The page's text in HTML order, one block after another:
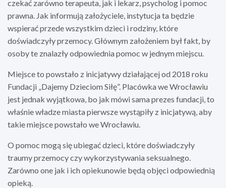
czekać zarówno terapeuta, jak i lekarz, psycholog i pomoc
prawna. Jak informują założyciele, instytucja ta będzie
wspierać przede wszystkim dzieci i rodziny, które
doświadczyły przemocy. Głównym założeniem był fakt, by
osoby te znalazły odpowiednia pomoc w jednym miejscu.
Miejsce to powstało z inicjatywy działającej od 2018 roku
Fundacji „Dajemy Dzieciom Siłę”. Placówka we Wrocławiu
jest jednak wyjątkowa, bo jak mówi sama prezes fundacji, to
właśnie władze miasta pierwsze wystąpiły z inicjatywą, aby
takie miejsce powstało we Wrocławiu.
O pomoc mogą się ubiegać dzieci, które doświadczyły
traumy przemocy czy wykorzystywania seksualnego.
Zarówno one jak i ich opiekunowie będą objęci odpowiednią
opieką.